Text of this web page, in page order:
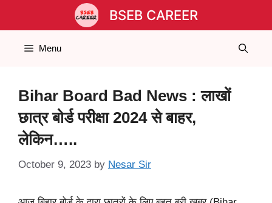
BSEB CAREER
Menu
Bihar Board Bad News : लाखों
छात्र बोर्ड परीक्षा 2024 से बाहर,
लेकिन…..
October 9, 2023 by Nesar Sir